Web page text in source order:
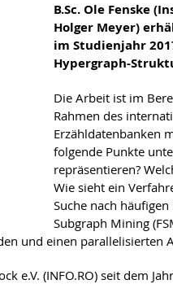
B.Sc. Ole Fenske
Holger Meyer)
im Studienjahr
Hypergraph-
Die Arbeit ist im
Rahmen des
Erzähldatenbanken
folgende Punkte
repräsentieren?
Wie sieht ein
Suche nach
Subgraph Mining
und einen parallelisierten
e.V. (INFO.RO) seit dem